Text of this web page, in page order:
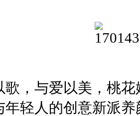
与爱以美，桃花
年轻人的创意新派